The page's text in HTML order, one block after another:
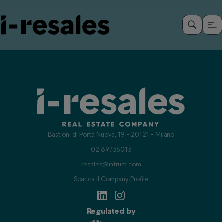
Bastioni di Porta Nuova, 19 - 20121 - Milano
02 89736013
resales@intrum.com
Scarica il Company Profile
Regulated by